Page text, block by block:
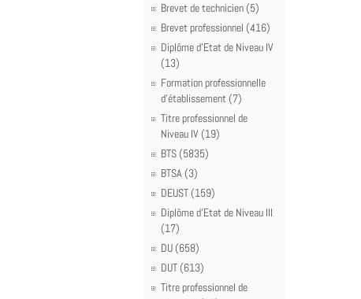
Brevet de technicien (5)
Brevet professionnel (416)
Diplôme d'Etat de Niveau IV
(13)
Formation professionnelle
d'établissement (7)
Titre professionnel de
Niveau IV (19)
BTS (5835)
BTSA (3)
DEUST (159)
Diplôme d'Etat de Niveau III
(17)
DU (658)
DUT (613)
Titre professionnel de